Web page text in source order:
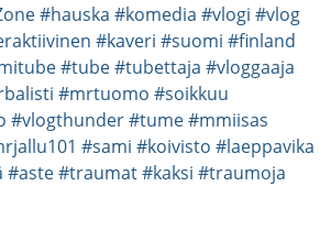
#hauska #komedia #vlogi #vlog
#kaveri #suomi #finland
#tube#tubettaja #vloggaaja
#mrtuomo #soikkuu
#vlogthunder#tume#mmiisas
#sami #koivisto #laeppavika
#aste#traumat#kaksi #traumoja